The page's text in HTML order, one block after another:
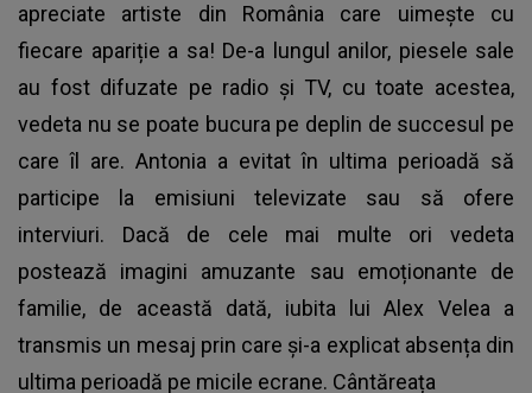
apreciate artiste din România care uimește cu
fiecare apariție a sa! De-a lungul anilor, piesele sale
au fost difuzate pe radio și TV, cu toate acestea,
vedeta nu se poate bucura pe deplin de succesul pe
care îl are. Antonia a evitat în ultima perioadă să
participe la emisiuni televizate sau să ofere
interviuri. Dacă de cele mai multe ori vedeta
postează imagini amuzante sau emoționante de
familie, de această dată, iubita lui Alex Velea a
transmis un mesaj prin care și-a explicat absența din
ultima perioadă pe micile ecrane. Cântăreața